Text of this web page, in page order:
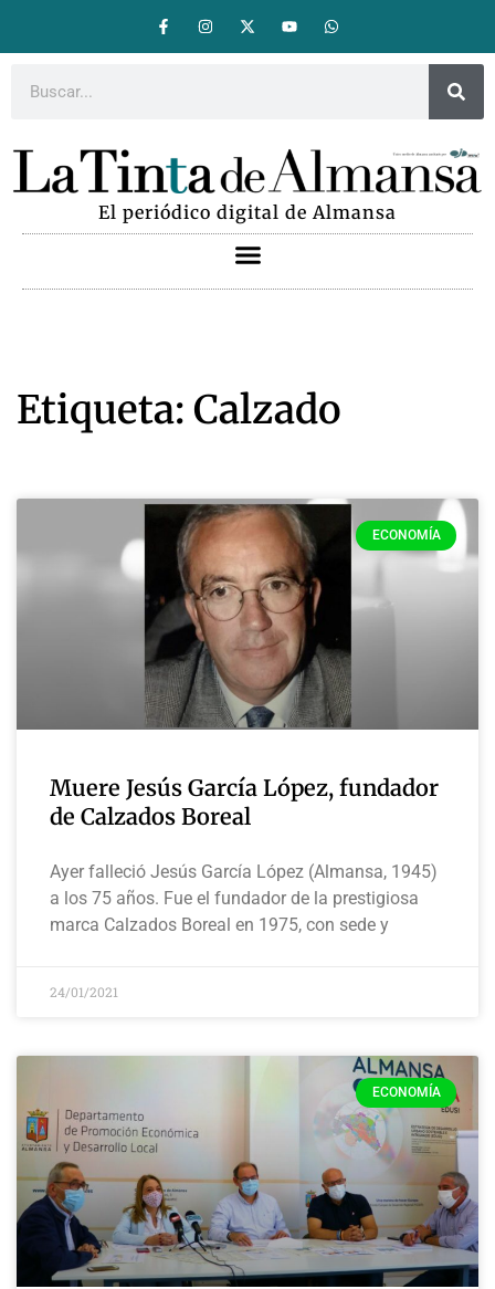
El periódico digital de Almansa
Etiqueta: Calzado
ECONOMÍA
Muere Jesús García López, fundador
de Calzados Boreal
Ayer falleció Jesús García López (Almansa, 1945)
a los 75 años. Fue el fundador de la prestigiosa
marca Calzados Boreal en 1975, con sede y
24/01/2021
ECONOMÍA